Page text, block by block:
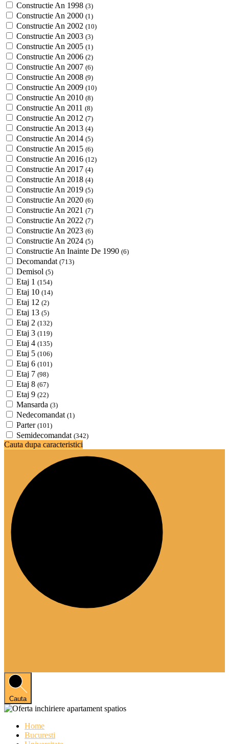
Constructie An 1998 (3)
Constructie An 2000 (1)
Constructie An 2002 (10)
Constructie An 2003 (3)
Constructie An 2005 (1)
Constructie An 2006 (2)
Constructie An 2007 (6)
Constructie An 2008 (9)
Constructie An 2009 (10)
Constructie An 2010 (8)
Constructie An 2011 (8)
Constructie An 2012 (7)
Constructie An 2013 (4)
Constructie An 2014 (5)
Constructie An 2015 (6)
Constructie An 2016 (12)
Constructie An 2017 (4)
Constructie An 2018 (4)
Constructie An 2019 (5)
Constructie An 2020 (6)
Constructie An 2021 (7)
Constructie An 2022 (7)
Constructie An 2023 (6)
Constructie An 2024 (5)
Constructie An Inainte De 1990 (6)
Decomandat (713)
Demisol (5)
Etaj 1 (154)
Etaj 10 (14)
Etaj 12 (2)
Etaj 13 (5)
Etaj 2 (132)
Etaj 3 (119)
Etaj 4 (135)
Etaj 5 (106)
Etaj 6 (101)
Etaj 7 (98)
Etaj 8 (67)
Etaj 9 (22)
Mansarda (3)
Nedecomandat (1)
Parter (101)
Semidecomandat (342)
Cauta dupa caracteristici
Cauta
Home
Bucuresti